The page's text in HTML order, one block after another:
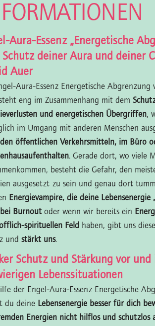
Aura-Essenz „Energetische
Schutz deiner Aura und deiner
Auer
Aura-Essenz Energetische Abgrenzung
eng im Zusammenhang mit dem
und energetischen Übergriffen,
im Umgang mit anderen Menschen
öffentlichen Verkehrsmitteln, im Büro
. Gerade dort, wo viele
besteht die Gefahr, den
ausgesetzt zu sein und genau dort
Energievampire, die deine Lebensenergie
bei Burnout oder wenn wir bereits ein
spirituellen Feld haben, gibt uns
und stärkt uns.
Schutz und Stärkung vor und
Lebenssituationen
der Engel-Aura-Essenz Energetische
du deine Lebensenergie besser für dich
Energien nicht hilflos und schutzlos